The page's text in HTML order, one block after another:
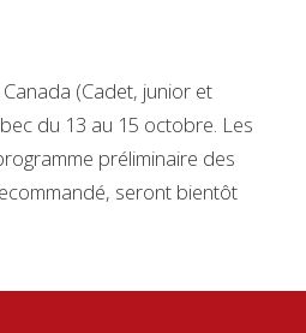
(Cadet, junior et
du 13 au 15 octobre. Les
préliminaire des
seront bientôt